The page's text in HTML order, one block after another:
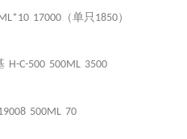
17000 （单只 1850）
H-C-500 500ML 3500
500ML 70